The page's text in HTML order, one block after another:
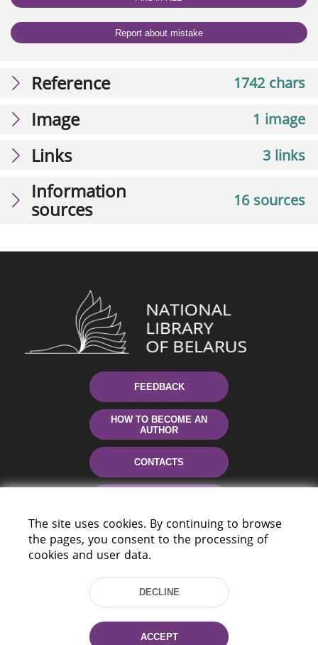
Report about mistake
1742 chars
Reference
1 image
Image
3 links
Links
16 sources
Information
sources
FEEDBACK
HOW TO BECOME AN
AUTHOR
CONTACTS
220114, Niezaležnasci Ave. 116, Minsk,
The site uses cookies. By continuing to browse
the pages, you consent to the processing of
cookies and user data.
DECLINE
ACCEPT